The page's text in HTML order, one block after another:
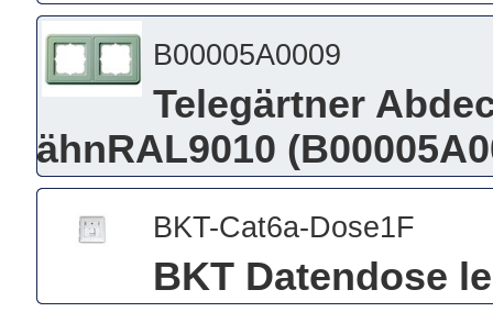
B00005A0009
Telegärtner
ähnRAL9010
BKT-Cat6a-Dose1F
BKT Datendose